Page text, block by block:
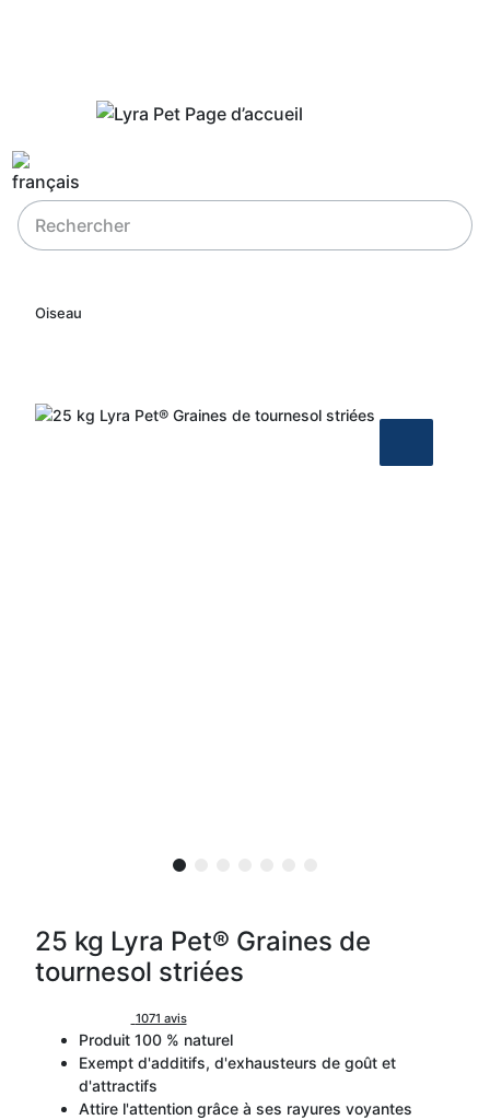
Oiseau
25 kg Lyra Pet® Graines de
tournesol striées
1071 avis
Produit 100 % naturel
Exempt d'additifs, d'exhausteurs de goût et
d'attractifs
Attire l'attention grâce à ses rayures voyantes